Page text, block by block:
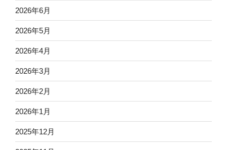
2026年6月
2026年5月
2026年4月
2026年3月
2026年2月
2026年1月
2025年12月